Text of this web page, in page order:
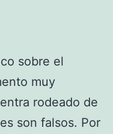
sobre el
muy
rodeado de
son falsos. Por